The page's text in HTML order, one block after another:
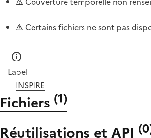
Certains fichiers ne sont pas
Label
INSPIRE
Fichiers (1)
Réutilisations et API (0